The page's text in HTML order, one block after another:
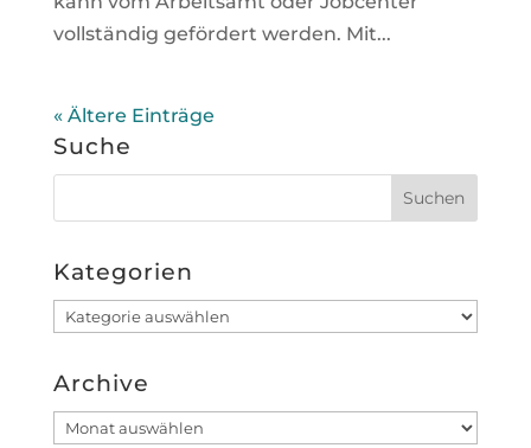
vollständig gefördert werden. Mit...
« Ältere Einträge
Suche
Kategorien
Kategorien
Archive
Archive